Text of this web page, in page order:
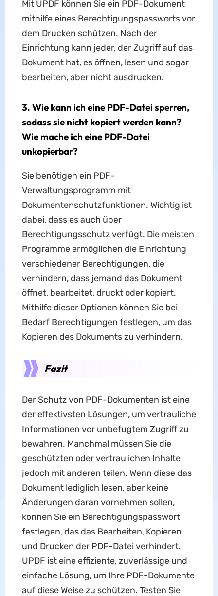
Mit UPDF können Sie ein PDF-Dokument
mithilfe eines Berechtigungspassworts vor
dem Drucken schützen. Nach der
Einrichtung kann jeder, der Zugriff auf das
Dokument hat, es öffnen, lesen und sogar
bearbeiten, aber nicht ausdrucken.
3. Wie kann ich eine PDF-Datei sperren,
sodass sie nicht kopiert werden kann?
Wie mache ich eine PDF-Datei
unkopierbar?
Sie benötigen ein PDF-
Verwaltungsprogramm mit
Dokumentenschutzfunktionen. Wichtig ist
dabei, dass es auch über
Berechtigungsschutz verfügt. Die meisten
Programme ermöglichen die Einrichtung
verschiedener Berechtigungen, die
verhindern, dass jemand das Dokument
öffnet, bearbeitet, druckt oder kopiert.
Mithilfe dieser Optionen können Sie bei
Bedarf Berechtigungen festlegen, um das
Kopieren des Dokuments zu verhindern.
Fazit
Der Schutz von PDF-Dokumenten ist eine
der effektivsten Lösungen, um vertrauliche
Informationen vor unbefugtem Zugriff zu
bewahren. Manchmal müssen Sie die
geschützten oder vertraulichen Inhalte
jedoch mit anderen teilen. Wenn diese das
Dokument lediglich lesen, aber keine
Änderungen daran vornehmen sollen,
können Sie ein Berechtigungspasswort
festlegen, das das Bearbeiten, Kopieren
und Drucken der PDF-Datei verhindert.
UPDF ist eine effiziente, zuverlässige und
einfache Lösung, um Ihre PDF-Dokumente
auf diese Weise zu schützen. Testen Sie